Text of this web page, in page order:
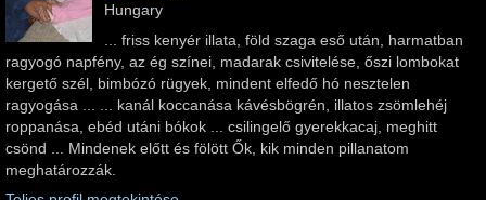
Hungary
... friss kenyér illata, föld szaga eső után, harmatban
ragyogó napfény, az ég színei, madarak csivitelése, őszi lombokat
kergető szél, bimbózó rügyek, mindent elfedő hó nesztelen
ragyogása ... ... kanál koccanása kávésbögrén, illatos zsömlehéj
roppanása, ebéd utáni bókok ... csilingelő gyerekkacaj, meghitt
csönd ... Mindenek előtt és fölött Ők, kik minden pillanatom
meghatározzák.